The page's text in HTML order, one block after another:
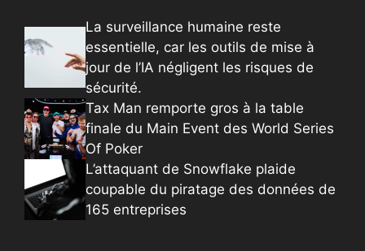
La surveillance humaine reste
essentielle, car les outils de mise à
jour de l’IA négligent les risques de
sécurité.
Tax Man remporte gros à la table
finale du Main Event des World Series
Of Poker
L’attaquant de Snowflake plaide
coupable du piratage des données de
165 entreprises